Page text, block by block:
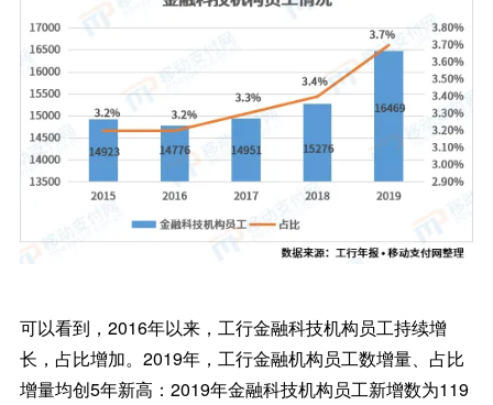
可以看到，2016年以来，工行金融科技机构员工持续增
长，占比增加。2019年，工行金融机构员工数增量、占比
增量均创5年新高：2019年金融科技机构员工新增数为119